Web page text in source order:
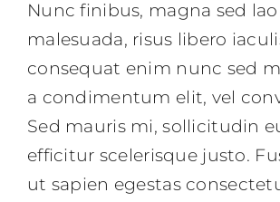
Nunc finibus, magna sed
malesuada, risus libero
consequat enim nunc sed
a condimentum elit, vel
Sed mauris mi, sollicitudin
efficitur scelerisque justo.
ut sapien egestas